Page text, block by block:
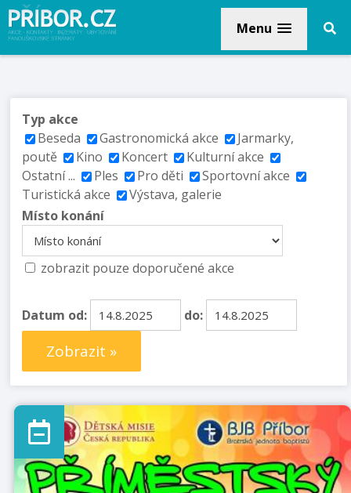
Menu
Typ akce
Beseda
Gastronomická akce
Jarmarky,
poutě
Kino Koncert
Kulturní akce
Ostatní ...
Ples Pro děti
Sportovní akce
Turistická akce
Výstava, galerie
Místo konání
zobrazit pouze doporučené akce
Datum od: do:
Zobrazit »